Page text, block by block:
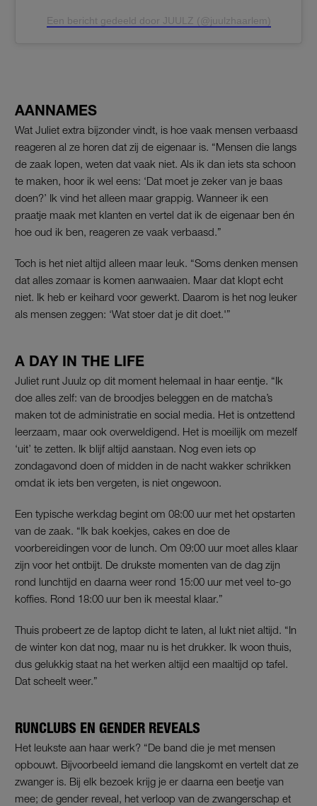
Een bericht gedeeld door JUULZ (@juulzhaarlem)
AANNAMES
Wat Juliet extra bijzonder vindt, is hoe vaak mensen verbaasd
reageren al ze horen dat zij de eigenaar is. “Mensen die langs
de zaak lopen, weten dat vaak niet. Als ik dan iets sta schoon
te maken, hoor ik wel eens: ‘Dat moet je zeker van je baas
doen?’ Ik vind het alleen maar grappig. Wanneer ik een
praatje maak met klanten en vertel dat ik de eigenaar ben én
hoe oud ik ben, reageren ze vaak verbaasd.”
Toch is het niet altijd alleen maar leuk. “Soms denken mensen
dat alles zomaar is komen aanwaaien. Maar dat klopt echt
niet. Ik heb er keihard voor gewerkt. Daarom is het nog leuker
als mensen zeggen: ‘Wat stoer dat je dit doet.'”
A DAY IN THE LIFE
Juliet runt Juulz op dit moment helemaal in haar eentje. “Ik
doe alles zelf: van de broodjes beleggen en de matcha’s
maken tot de administratie en social media. Het is ontzettend
leerzaam, maar ook overweldigend. Het is moeilijk om mezelf
‘uit’ te zetten. Ik blijf altijd aanstaan. Nog even iets op
zondagavond doen of midden in de nacht wakker schrikken
omdat ik iets ben vergeten, is niet ongewoon.
Een typische werkdag begint om 08:00 uur met het opstarten
van de zaak. “Ik bak koekjes, cakes en doe de
voorbereidingen voor de lunch. Om 09:00 uur moet alles klaar
zijn voor het ontbijt. De drukste momenten van de dag zijn
rond lunchtijd en daarna weer rond 15:00 uur met veel to-go
koffies. Rond 18:00 uur ben ik meestal klaar.”
Thuis probeert ze de laptop dicht te laten, al lukt niet altijd. “In
de winter kon dat nog, maar nu is het drukker. Ik woon thuis,
dus gelukkig staat na het werken altijd een maaltijd op tafel.
Dat scheelt weer.”
RUNCLUBS EN GENDER REVEALS
Het leukste aan haar werk? “De band die je met mensen
opbouwt. Bijvoorbeeld iemand die langskomt en vertelt dat ze
zwanger is. Bij elk bezoek krijg je er daarna een beetje van
mee; de gender reveal, het verloop van de zwangerschap et